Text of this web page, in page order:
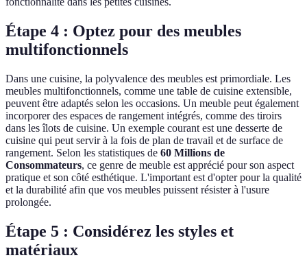
Étape 4 : Optez pour des meubles
multifonctionnels
Dans une cuisine, la polyvalence des meubles est primordiale. Les
meubles multifonctionnels, comme une table de cuisine extensible,
peuvent être adaptés selon les occasions. Un meuble peut également
incorporer des espaces de rangement intégrés, comme des tiroirs
dans les îlots de cuisine. Un exemple courant est une desserte de
cuisine qui peut servir à la fois de plan de travail et de surface de
rangement. Selon les statistiques de 60 Millions de
Consommateurs, ce genre de meuble est apprécié pour son aspect
pratique et son côté esthétique. L'important est d'opter pour la qualité
et la durabilité afin que vos meubles puissent résister à l'usure
prolongée.
Étape 5 : Considérez les styles et
matériaux